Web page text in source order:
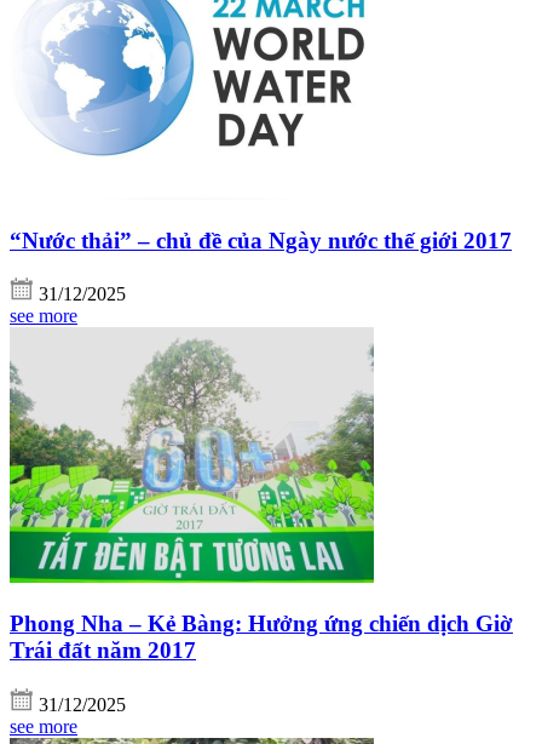
“Nước thải” – chủ đề của Ngày nước thế giới 2017
31/12/2025
see more
Phong Nha – Kẻ Bàng: Hưởng ứng chiến dịch Giờ
Trái đất năm 2017
31/12/2025
see more